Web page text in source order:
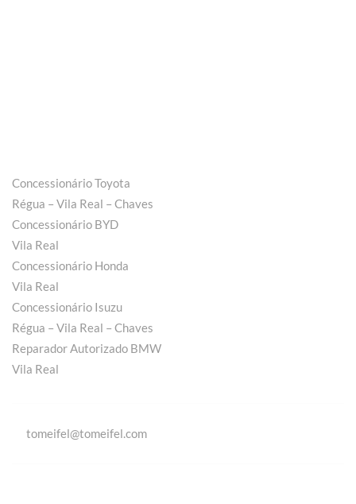
Concessionário Toyota
Régua – Vila Real – Chaves
Concessionário BYD
Vila Real
Concessionário Honda
Vila Real
Concessionário Isuzu
Régua – Vila Real – Chaves
Reparador Autorizado BMW
Vila Real
tomeifel@tomeifel.com